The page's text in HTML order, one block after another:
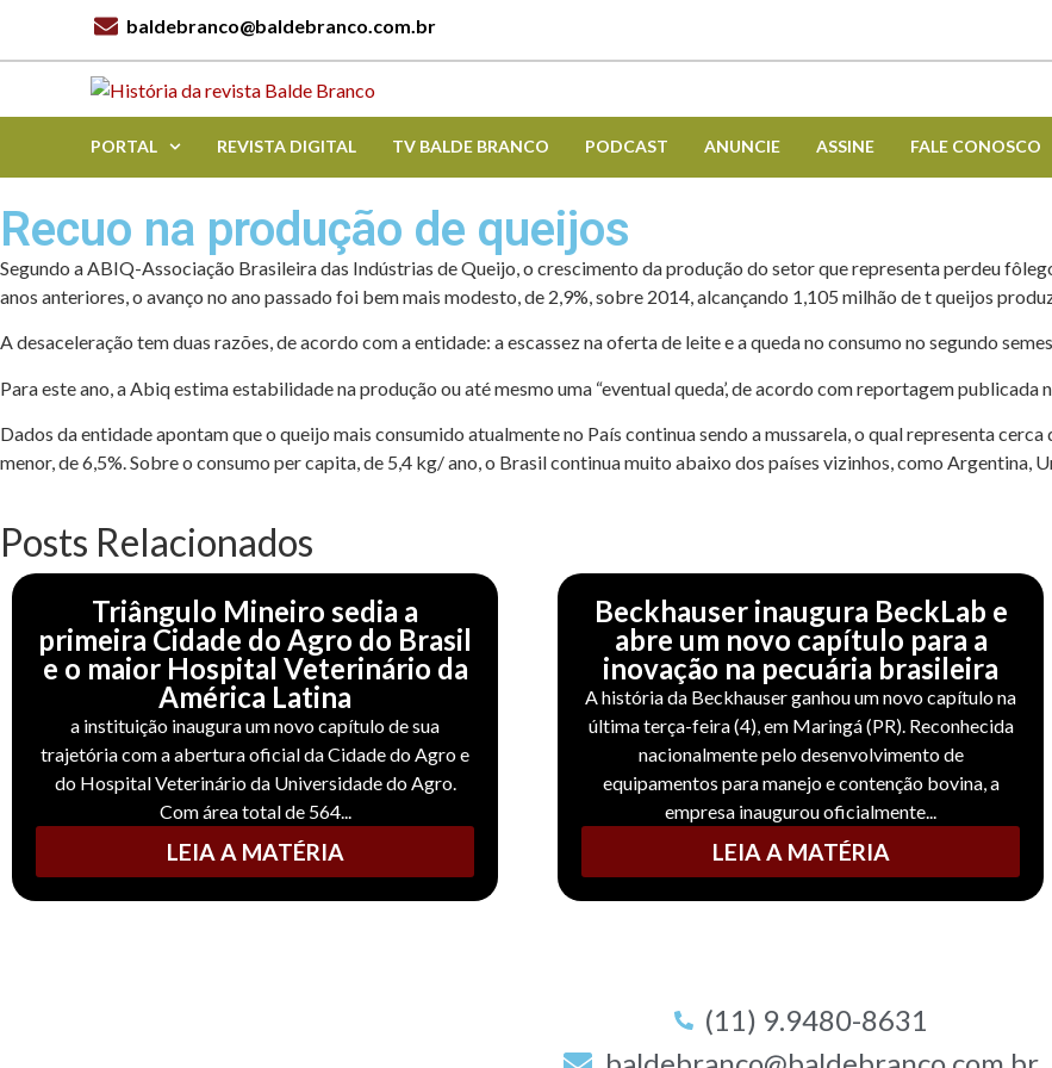
baldebranco@baldebranco.com.br
PORTAL REVISTA DIGITAL TV BALDE BRANCO PODCAST ANUNCIE ASSINE FALE CONOSCO
Recuo na produção de queijos
Segundo a ABIQ-Associação Brasileira das Indústrias de Queijo, o crescimento da produção do setor que representa per­deu
anos anteriores, o avanço no ano passado foi bem mais modesto, de 2,9%, sobre 2014, alcançando 1,105 milhão de t queijos
A desaceleração tem duas razões, de acordo com a entidade: a escassez na oferta de leite e a queda no consumo no segundo
Para este ano, a Abiq estima estabilidade na produção ou até mesmo uma “eventual queda’, de acordo com reportagem publica­da
Dados da entidade apontam que o queijo mais consumido atu­almente no País continua sendo a mussarela, o qual representa
menor, de 6,5%. Sobre o consumo per capita, de 5,4 kg/ ano, o Brasil continua muito abaixo dos países vizinhos, como Argentina,
Posts Relacionados
Triângulo Mineiro sedia a
primeira Cidade do Agro do Brasil
e o maior Hospital Veterinário da
América Latina
a instituição inaugura um novo capítulo de sua
trajetória com a abertura oficial da Cidade do Agro e
do Hospital Veterinário da Universidade do Agro.
Com área total de 564...
LEIA A MATÉRIA
Beckhauser inaugura BeckLab e
abre um novo capítulo para a
inovação na pecuária brasileira
A história da Beckhauser ganhou um novo capítulo na
última terça-feira (4), em Maringá (PR). Reconhecida
nacionalmente pelo desenvolvimento de
equipamentos para manejo e contenção bovina, a
empresa inaugurou oficialmente...
LEIA A MATÉRIA
(11) 9.9480-8631